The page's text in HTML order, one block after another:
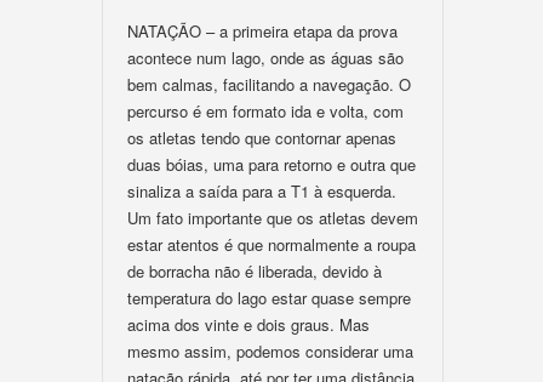
NATAÇÃO – a primeira etapa da prova
acontece num lago, onde as águas são
bem calmas, facilitando a navegação. O
percurso é em formato ida e volta, com
os atletas tendo que contornar apenas
duas bóias, uma para retorno e outra que
sinaliza a saída para a T1 à esquerda.
Um fato importante que os atletas devem
estar atentos é que normalmente a roupa
de borracha não é liberada, devido à
temperatura do lago estar quase sempre
acima dos vinte e dois graus. Mas
mesmo assim, podemos considerar uma